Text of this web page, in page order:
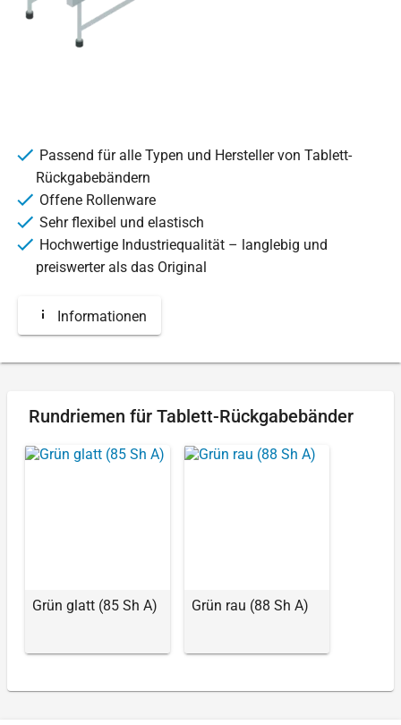
Passend für alle Typen und Hersteller von Tablett-
Rückgabebändern
Offene Rollenware
Sehr flexibel und elastisch
Hochwertige Industriequalität – langlebig und
preiswerter als das Original
Informationen
Rundriemen für Tablett-Rückgabebänder
Grün glatt (85 Sh A) Grün rau (88 Sh A)